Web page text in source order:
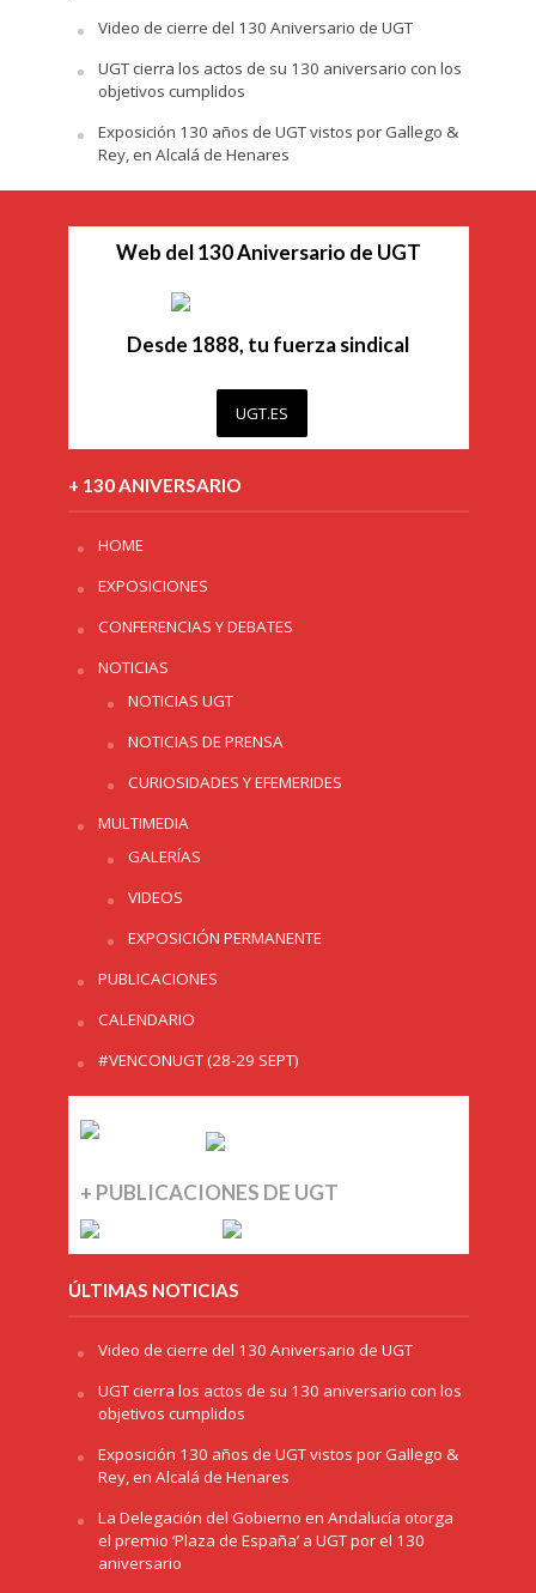
Video de cierre del 130 Aniversario de UGT
UGT cierra los actos de su 130 aniversario con los
objetivos cumplidos
Exposición 130 años de UGT vistos por Gallego &
Rey, en Alcalá de Henares
Web del 130 Aniversario de UGT
Desde 1888, tu fuerza sindical
UGT.ES
+ 130 ANIVERSARIO
HOME
EXPOSICIONES
CONFERENCIAS Y DEBATES
NOTICIAS
NOTICIAS UGT
NOTICIAS DE PRENSA
CURIOSIDADES Y EFEMERIDES
MULTIMEDIA
GALERÍAS
VIDEOS
EXPOSICIÓN PERMANENTE
PUBLICACIONES
CALENDARIO
#VENCONUGT (28-29 SEPT)
+ PUBLICACIONES DE UGT
ÚLTIMAS NOTICIAS
Video de cierre del 130 Aniversario de UGT
UGT cierra los actos de su 130 aniversario con los
objetivos cumplidos
Exposición 130 años de UGT vistos por Gallego &
Rey, en Alcalá de Henares
La Delegación del Gobierno en Andalucía otorga
el premio ‘Plaza de España’ a UGT por el 130
aniversario